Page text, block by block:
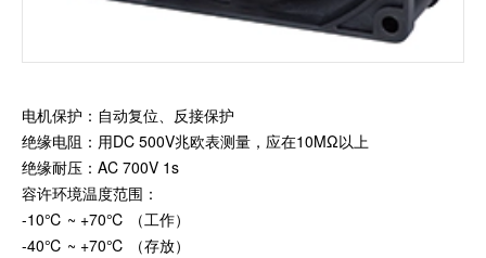
电机保护：自动复位、反接保护
绝缘电阻：用DC 500V兆欧表测量，应在10MΩ以上
绝缘耐压：AC 700V 1s
容许环境温度范围：
-10℃ ~ +70℃ （工作）
-40℃ ~ +70℃ （存放）